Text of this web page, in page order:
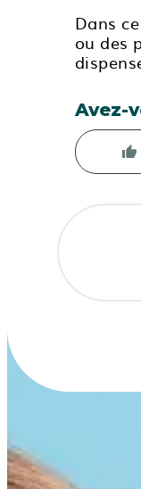
Dans
ou des
Avez-